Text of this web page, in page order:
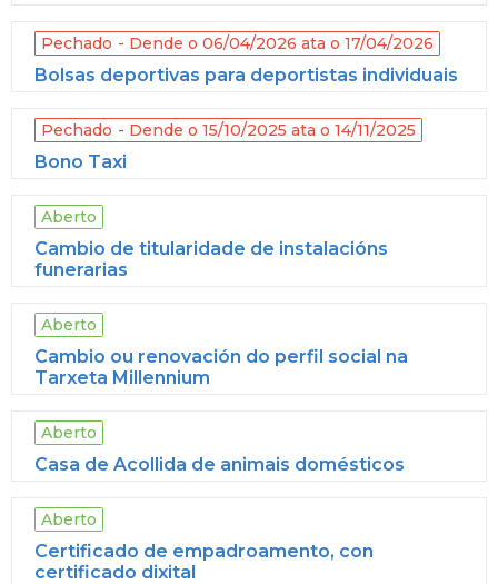
Pechado Dende o 06/04/2026 ata o 17/04/2026
Bolsas deportivas para deportistas individuais
Pechado Dende o 15/10/2025 ata o 14/11/2025
Bono Taxi
Aberto
Cambio de titularidade de instalacións
funerarias
Aberto
Cambio ou renovación do perfil social na
Tarxeta Millennium
Aberto
Casa de Acollida de animais domésticos
Aberto
Certificado de empadroamento, con
certificado dixital